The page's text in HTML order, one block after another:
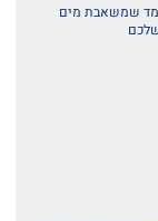
שמשאבת מים